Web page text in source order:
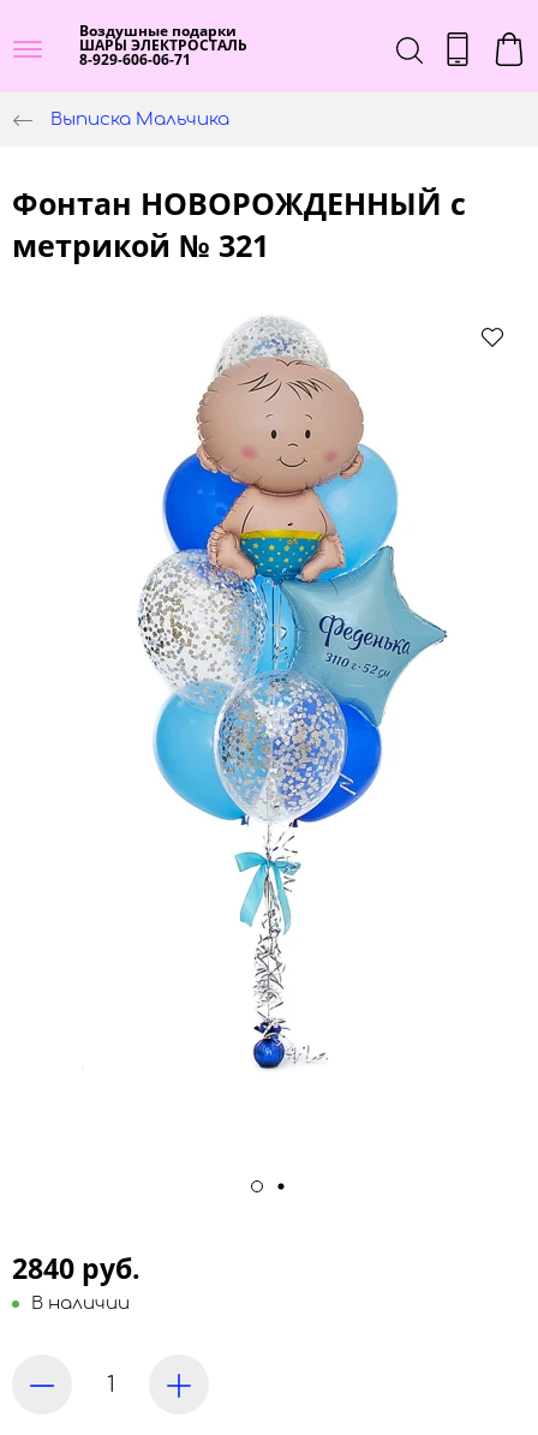
Воздушные подарки
ШАРЫ ЭЛЕКТРОСТАЛЬ
8-929-606-06-71
Выписка Мальчика
Фонтан НОВОРОЖДЕННЫЙ с
метрикой № 321
2840 руб.
В наличии